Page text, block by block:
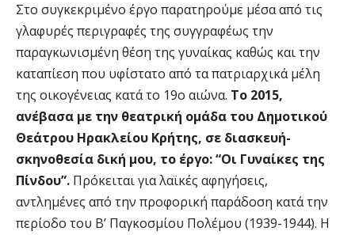
Στο συγκεκριμένο έργο παρατηρούμε μέσα από τις
γλαφυρές περιγραφές της συγγραφέως την
παραγκωνισμένη θέση της γυναίκας καθώς και την
καταπίεση που υφίστατο από τα πατριαρχικά μέλη
της οικογένειας κατά το 19ο αιώνα. Το 2015,
ανέβασα με την θεατρική ομάδα του Δημοτικού
Θεάτρου Ηρακλείου Κρήτης, σε διασκευή-
σκηνοθεσία δική μου, το έργο: “Οι Γυναίκες της
Πίνδου”. Πρόκειται για λαϊκές αφηγήσεις,
αντλημένες από την προφορική παράδοση κατά την
περίοδο του Β’ Παγκοσμίου Πολέμου (1939-1944). Η